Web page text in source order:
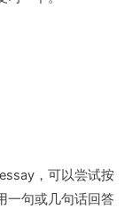
，可以尝试按
一句或几句话回答